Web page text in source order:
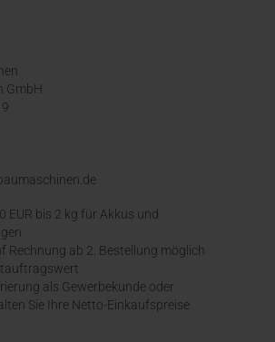
GmbH
EUR bis 2 kg für Akkus und
Rechnung ab 2. Bestellung möglich
als Gewerbekunde oder
Sie Ihre Netto-Einkaufspreise